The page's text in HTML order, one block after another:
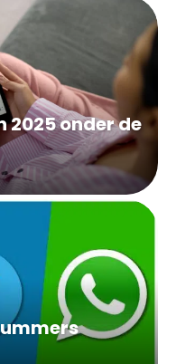
2025 onder de